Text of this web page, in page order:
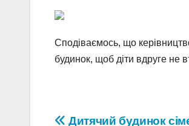
Сподіваємось, що
будинок, щоб діти вдруге не
Дитячий будинок